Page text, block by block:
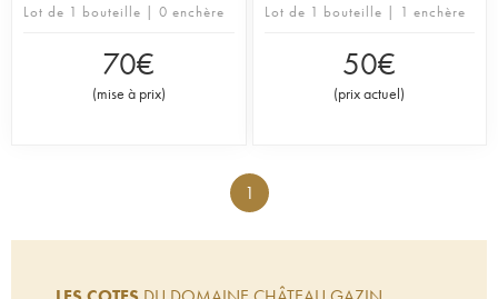
Lot de 1 bouteille | 0 enchère
70€
(mise à prix)
Lot de 1 bouteille | 1 enchère
50€
(prix actuel)
1